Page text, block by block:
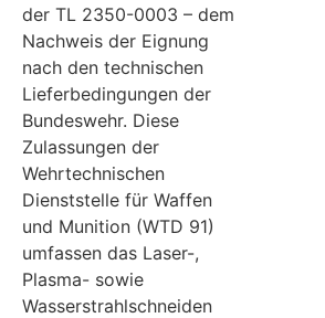
der TL 2350-0003 – dem
Nachweis der Eignung
nach den technischen
Lieferbedingungen der
Bundeswehr. Diese
Zulassungen der
Wehrtechnischen
Dienststelle für Waffen
und Munition (WTD 91)
umfassen das Laser-,
Plasma- sowie
Wasserstrahlschneiden